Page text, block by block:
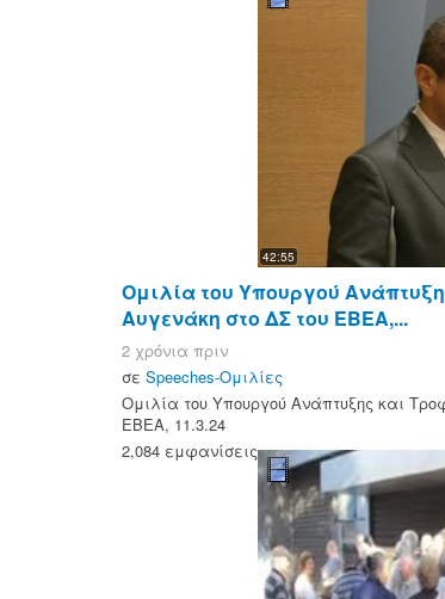
42:55
Ομιλία του Υπουργού
Αυγενάκη στο ΔΣ του ΕΒΕΑ,...
2 χρόνια πριν
σε Speeches-Ομιλίες
Ομιλία του Υπουργού Ανάπτυξης και
ΕΒΕΑ, 11.3.24
2,084 εμφανίσεις